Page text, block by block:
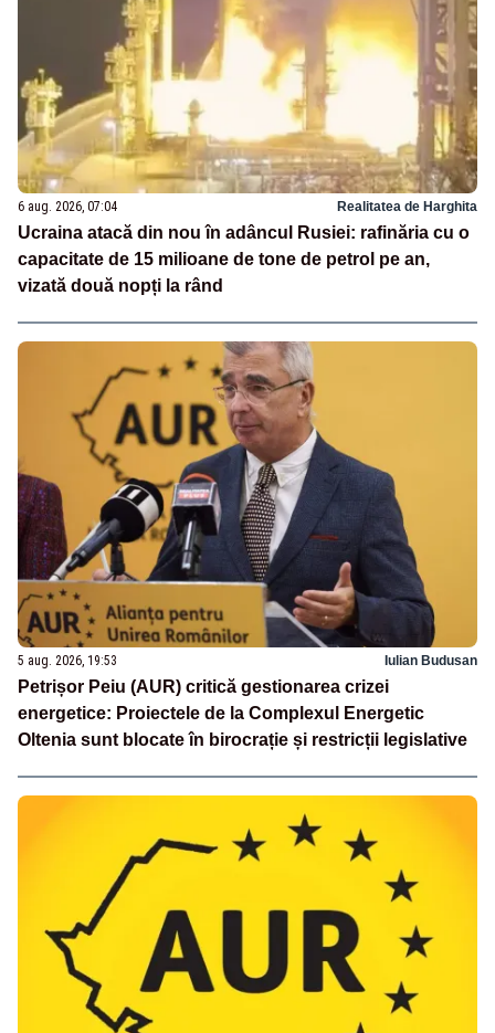
6 aug. 2026, 07:04 Realitatea de Harghita
Ucraina atacă din nou în adâncul Rusiei: rafinăria cu o
capacitate de 15 milioane de tone de petrol pe an,
vizată două nopți la rând
5 aug. 2026, 19:53 Iulian Budusan
Petrișor Peiu (AUR) critică gestionarea crizei
energetice: Proiectele de la Complexul Energetic
Oltenia sunt blocate în birocrație și restricții legislative